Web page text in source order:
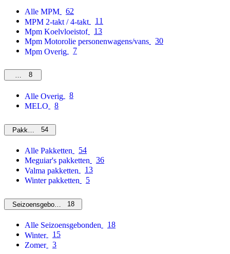
Alle MPM
62
MPM 2-takt / 4-takt
11
Mpm Koelvloeistof
13
Mpm Motorolie personenwagens/vans
30
Mpm Overig
7
Overig
8
Alle Overig
8
MELO
8
Pakketten54
Alle Pakketten
54
Meguiar's pakketten
36
Valma pakketten
13
Winter pakketten
5
Seizoensgebonden18
Alle Seizoensgebonden
18
Winter
15
Zomer
3